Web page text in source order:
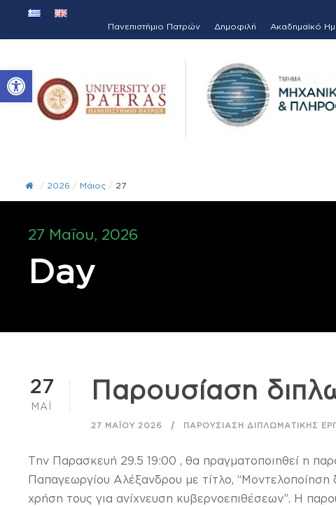
Ανοίξτε τη γραμμή εργαλείων
Πανεπιστήμιο Πατρών Δημοφιλή Ακαδημαϊκό
/ 2026 / Μάιος / 27
27 Μαΐου, 2026
Day
27
ΜΆΙ
Παρουσίαση
27 ΜΑΪ́ΟΥ 2026 ΠΑΡΟΥΣΊΑΣΗ ΔΙΠΛΩΜΑΤΙΚΉΣ
Την Παρασκευή 29.5 19:00 , θα πραγματοποιηθεί η
Παπαγεωργίου Αλέξανδρου με τίτλο,
χρήση τους για ανίχνευση κυβερνοεπιθέσεων”. Η